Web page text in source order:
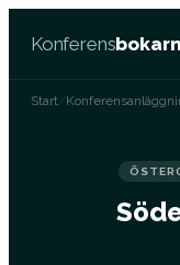
Konferens
Start